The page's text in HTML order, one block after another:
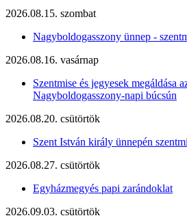
2026.08.15. szombat
Nagyboldogasszony ünnep -
2026.08.16. vasárnap
Szentmise és jegyesek megáldása
Nagyboldogasszony-napi búcsún
2026.08.20. csütörtök
Szent István király ünnepén
2026.08.27. csütörtök
Egyházmegyés papi zarándoklat
2026.09.03. csütörtök